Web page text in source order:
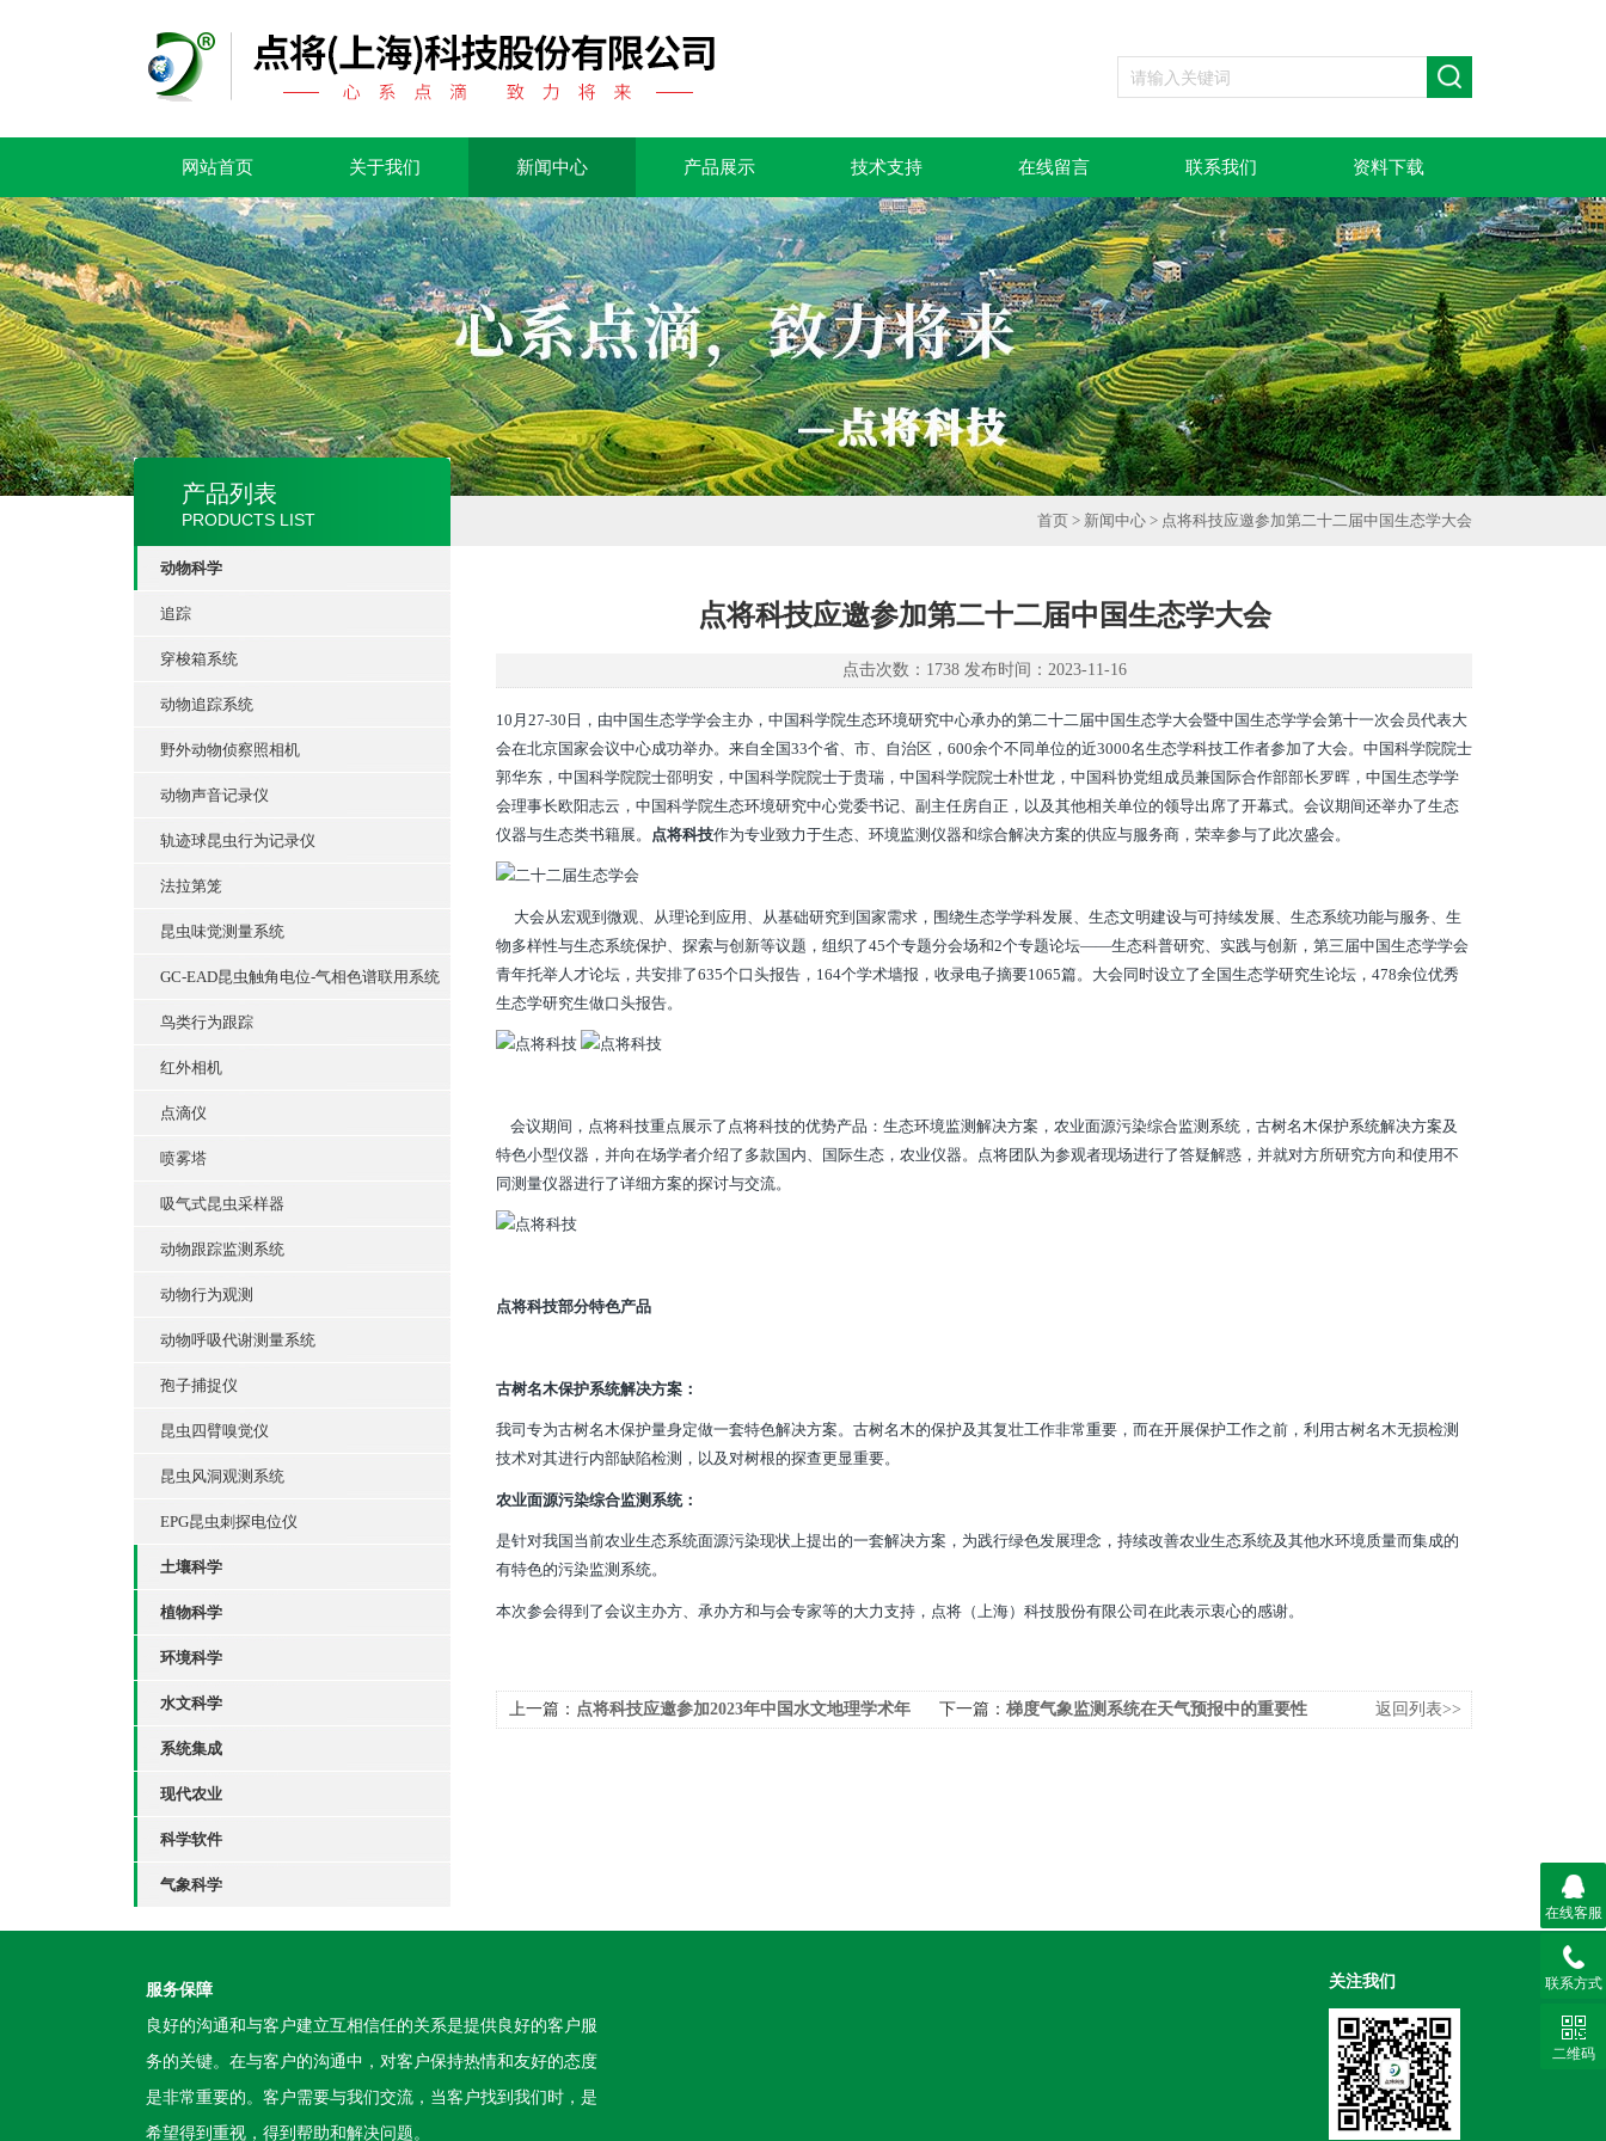
网站首页 关于我们 新闻中心 产品展示 技术支持 在线留言 联系我们 资料下载
产品列表
PRODUCTS LIST
动物科学
追踪
穿梭箱系统
动物追踪系统
野外动物侦察照相机
动物声音记录仪
轨迹球昆虫行为记录仪
法拉第笼
昆虫味觉测量系统
GC-EAD昆虫触角电位-气相色谱联用系统
鸟类行为跟踪
红外相机
点滴仪
喷雾塔
吸气式昆虫采样器
动物跟踪监测系统
动物行为观测
动物呼吸代谢测量系统
孢子捕捉仪
昆虫四臂嗅觉仪
昆虫风洞观测系统
EPG昆虫刺探电位仪
土壤科学
植物科学
环境科学
水文科学
系统集成
现代农业
科学软件
气象科学
首页 > 新闻中心 > 点将科技应邀参加第二十二届中国生态学大会
点将科技应邀参加第二十二届中国生态学大会
点击次数：1738 发布时间：2023-11-16
10月27-30日，由中国生态学学会主办，中国科学院生态环境研究中心承办的第二十二届中国生态学大会暨中国生态学学会第十一次会员代表大
会在北京国家会议中心成功举办。来自全国33个省、市、自治区，600余个不同单位的近3000名生态学科技工作者参加了大会。中国科学院院士
郭华东，中国科学院院士邵明安，中国科学院院士于贵瑞，中国科学院院士朴世龙，中国科协党组成员兼国际合作部部长罗晖，中国生态学学
会理事长欧阳志云，中国科学院生态环境研究中心党委书记、副主任房自正，以及其他相关单位的领导出席了开幕式。会议期间还举办了生态
仪器与生态类书籍展。 点将科技作为专业致力于生态、环境监测仪器和综合解决方案的供应与服务商，荣幸参与了此次盛会。
大会从宏观到微观、从理论到应用、从基础研究到国家需求，围绕生态学学科发展、生态文明建设与可持续发展、生态系统功能与服务、生
物多样性与生态系统保护、探索与创新等议题，组织了45个专题分会场和2个专题论坛——生态科普研究、实践与创新，第三届中国生态学学会
青年托举人才论坛，共安排了635个口头报告，164个学术墙报，收录电子摘要1065篇。大会同时设立了全国生态学研究生论坛，478余位优秀
生态学研究生做口头报告。
会议期间，点将科技重点展示了点将科技的优势产品：生态环境监测解决方案，农业面源污染综合监测系统，古树名木保护系统解决方案及
特色小型仪器，并向在场学者介绍了多款国内、国际生态，农业仪器。点将团队为参观者现场进行了答疑解惑，并就对方所研究方向和使用不
同测量仪器进行了详细方案的探讨与交流。
点将科技部分特色产品
古树名木保护系统解决方案：
我司专为古树名木保护量身定做一套特色解决方案。古树名木的保护及其复壮工作非常重要，而在开展保护工作之前，利用古树名木无损检测
技术对其进行内部缺陷检测，以及对树根的探查更显重要。
农业面源污染综合监测系统：
是针对我国当前农业生态系统面源污染现状上提出的一套解决方案，为践行绿色发展理念，持续改善农业生态系统及其他水环境质量而集成的
有特色的污染监测系统。
本次参会得到了会议主办方、承办方和与会专家等的大力支持，点将（上海）科技股份有限公司在此表示衷心的感谢。
上一篇： 点将科技应邀参加2023年中国水文地理学术年
下一篇： 梯度气象监测系统在天气预报中的重要性 返回列表>>
服务保障
良好的沟通和与客户建立互相信任的关系是提供良好的客户服
务的关键。在与客户的沟通中，对客户保持热情和友好的态度
是非常重要的。客户需要与我们交流，当客户找到我们时，是
希望得到重视，得到帮助和解决问题。
关注我们
在线客服
联系方式
二维码